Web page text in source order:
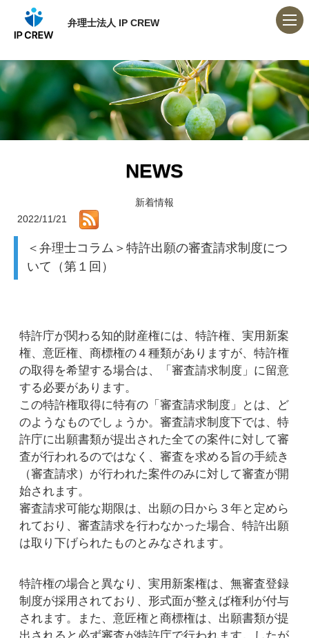
弁理士法人 IP CREW
NEWS
新着情報
2022/11/21
＜弁理士コラム＞特許出願の審査請求制度につ
いて（第１回）
特許庁が関わる知的財産権には、特許権、実用新案
権、意匠権、商標権の４種類がありますが、特許権
の取得を希望する場合は、「審査請求制度」に留意
する必要があります。
この特許権取得に特有の「審査請求制度」とは、ど
のようなものでしょうか。審査請求制度下では、特
許庁に出願書類が提出された全ての案件に対して審
査が行われるのではなく、審査を求める旨の手続き
（審査請求）が行われた案件のみに対して審査が開
始されます。
審査請求可能な期限は、出願の日から３年と定めら
れており、審査請求を行わなかった場合、特許出願
は取り下げられたものとみなされます。
特許権の場合と異なり、実用新案権は、無審査登録
制度が採用されており、形式面が整えば権利が付与
されます。また、意匠権と商標権は、出願書類が提